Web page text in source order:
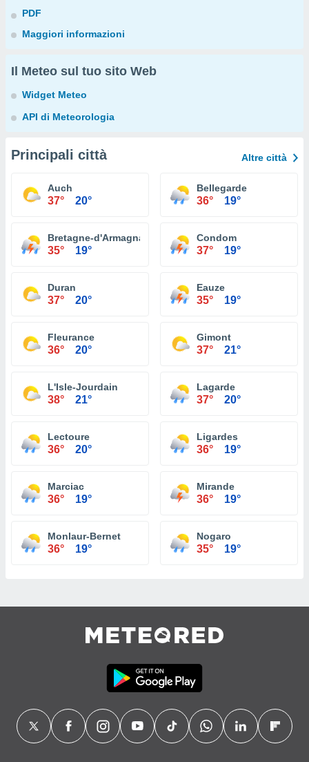
PDF
Maggiori informazioni
Il Meteo sul tuo sito Web
Widget Meteo
API di Meteorologia
Principali città Altre città
Auch
37° 20°
Bellegarde
36° 19°
Bretagne-d'Armagnac
35° 19°
Condom
37° 19°
Duran
37° 20°
Eauze
35° 19°
Fleurance
36° 20°
Gimont
37° 21°
L'Isle-Jourdain
38° 21°
Lagarde
37° 20°
Lectoure
36° 20°
Ligardes
36° 19°
Marciac
36° 19°
Mirande
36° 19°
Monlaur-Bernet
36° 19°
Nogaro
35° 19°